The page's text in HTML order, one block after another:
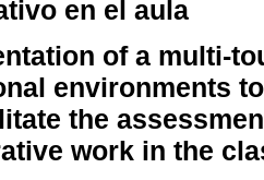
en el aula
of a multi-
environments
the
work in the